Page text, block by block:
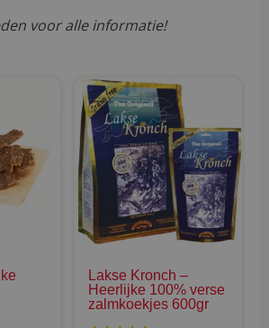
voor alle informatie!
product
heeft
meerdere
variaties.
Deze
optie
kan
wordenLakse Kronch –
Heerlijke 100% verse
zalmkoekjes 600gr